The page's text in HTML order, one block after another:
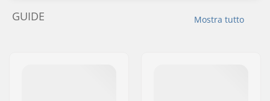
Mostra tutto
GUIDE